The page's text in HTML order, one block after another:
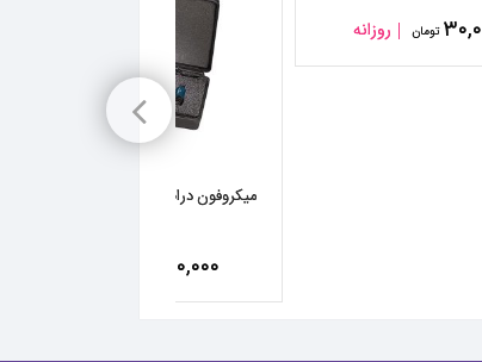
تومان روزانه
میکروفون درام ست audio technica
۵۰۰,۰۰۰